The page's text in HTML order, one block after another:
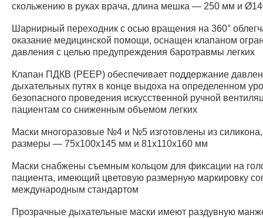
скольжению в руках врача, длина мешка — 250 мм и
Шарнирный переходник с осью вращения на 360°
оказание медицинской помощи, оснащен клапаном
давления с целью предупреждения баротравмы легких
Клапан ПДКВ (PEEP) обеспечивает поддержание
дыхательных путях в конце выдоха на определенном
безопасного проведения искусственной ручной
пациентам со сниженным объемом легких
Маски многоразовые №4 и №5 изготовлены из силикона,
размеры — 75x100x145 мм и 81x110x160 мм
Маски снабжены съемным кольцом для фиксации на
пациента, имеющий цветовую размерную маркировку
международным стандартом
Прозрачные дыхательные маски имеют раздувную